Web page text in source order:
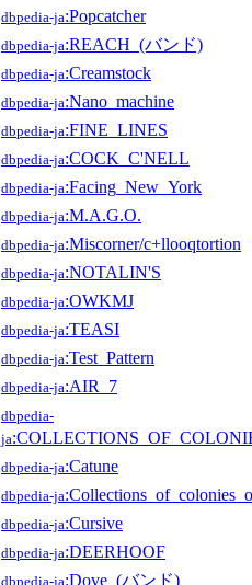
dbpedia-ja:Popcatcher
dbpedia-ja:REACH_(バンド)
dbpedia-ja:Creamstock
dbpedia-ja:Nano_machine
dbpedia-ja:FINE_LINES
dbpedia-ja:COCK_C'NELL
dbpedia-ja:Facing_New_York
dbpedia-ja:M.A.G.O.
dbpedia-ja:Miscorner/c+llooqtortion
dbpedia-ja:NOTALIN'S
dbpedia-ja:OWKMJ
dbpedia-ja:TEASI
dbpedia-ja:Test_Pattern
dbpedia-ja:AIR_7
dbpedia-
ja
dbpedia-ja:Catune
dbpedia-ja
dbpedia-ja:Cursive
dbpedia-ja:DEERHOOF
:Dove_(バンド)